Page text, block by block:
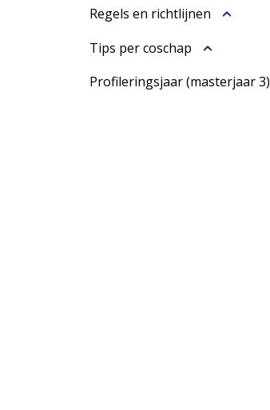
Regels en richtlijnen
Tips per coschap
Profileringsjaar (masterjaar 3)